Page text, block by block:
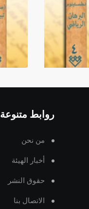
روابط متنوعة
من نحن
أخبار الهيئة
حقوق النشر
الاتصال بنا